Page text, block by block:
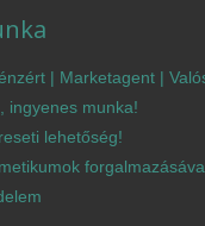
| Marketagent |
ingyenes munka!
lehetőség!